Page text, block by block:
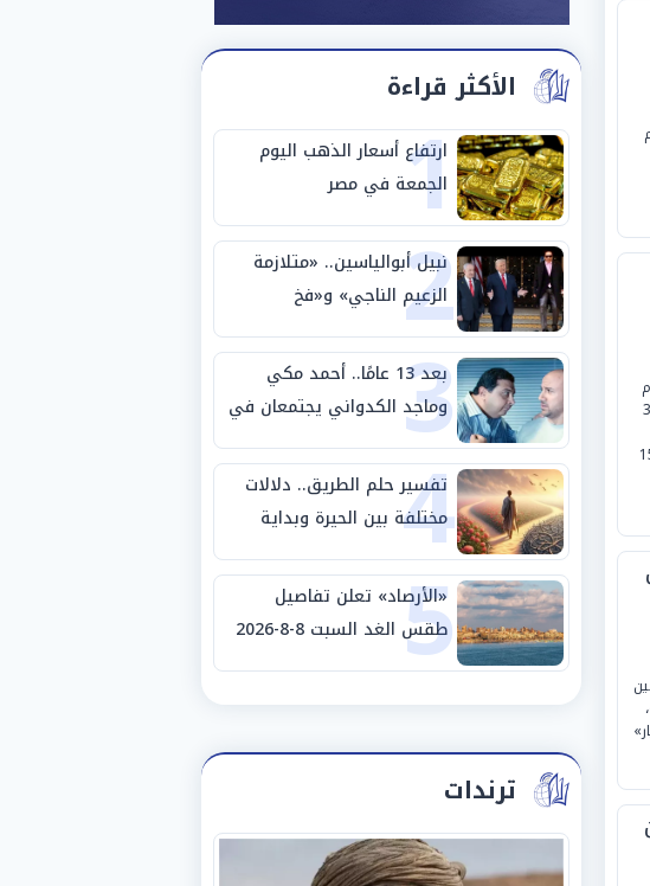
بين «320
«150
الأكثر قراءة
1
ارتفاع أسعار الذهب اليوم
الجمعة في مصر
2
نبيل أبوالياسين.. «متلازمة
الزعيم الناجي» و«فخ
الشرعية المزدوجة» وترامب
ينأى بنفسه وحليفه في
«ميتم استراتيجي»
3 بعد 13 عامًا.. أحمد مكي
وماجد الكدواني يجتمعان في
«فرصة سعيدة»
4
تفسير حلم الطريق.. دلالات
مختلفة بين الحيرة وبداية
مرحلة جديدة
5
«الأرصاد» تعلن تفاصيل
طقس الغد السبت 8-8-2026
والظواهر الجوية
ترندات